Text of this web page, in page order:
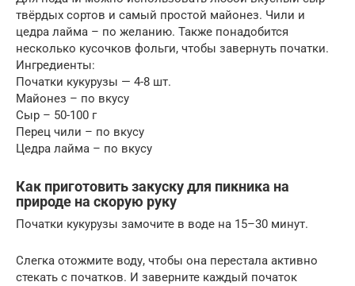
твёрдых сортов и самый простой майонез. Чили и
цедра лайма – по желанию. Также понадобится
несколько кусочков фольги, чтобы завернуть початки.
Ингредиенты:
Початки кукурузы — 4-8 шт.
Майонез – по вкусу
Сыр – 50-100 г
Перец чили – по вкусу
Цедра лайма – по вкусу
Как приготовить закуску для пикника на
природе на скорую руку
Початки кукурузы замочите в воде на 15–30 минут.
Слегка отожмите воду, чтобы она перестала активно
стекать с початков. И заверните каждый початок